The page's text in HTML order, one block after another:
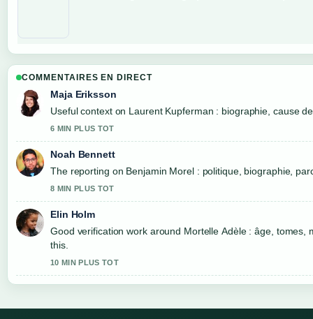
COMMENTAIRES EN DIRECT
Maja Eriksson
Useful context on Laurent Kupferman : biographie, cause
6 MIN PLUS TOT
Noah Bennett
The reporting on Benjamin Morel : politique, biographie,
8 MIN PLUS TOT
Elin Holm
Good verification work around Mortelle Adèle : âge, tomes,
this.
10 MIN PLUS TOT